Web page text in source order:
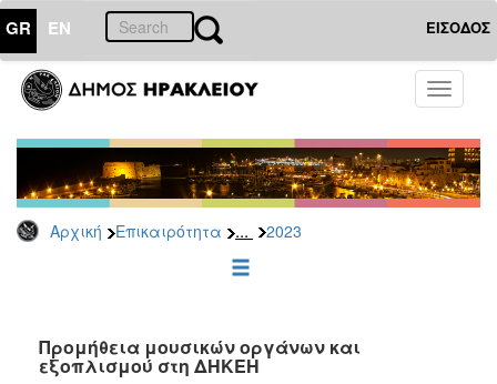
GR EN ΕΙΣΟΔΟΣ
Toggle
Αρχική Επικαιρότητα ... 2023
ΕΠΙΚΑΙΡΟΤΗΤΑ
-
Δημοπρασίες
Αρχείο
2026
2022
Προμήθεια μουσικών οργάνων και
εξοπλισμού στη ΔΗΚΕΗ